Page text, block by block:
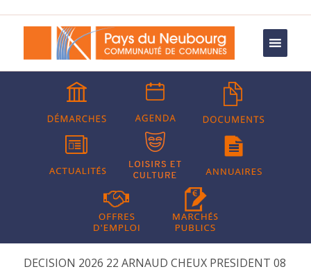
DECISION 2026 22 ARNAUD CHEUX PRESIDENT 08